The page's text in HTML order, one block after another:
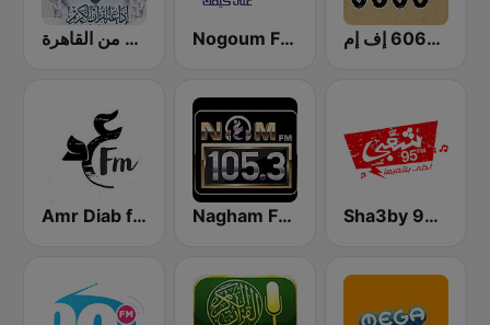
إذاعة القرآن الكريم من القاهرة Nogoum FM 100.6 (نجوم فم) راديو 6060 إف إم
Amr Diab fm عمرو دياب Nagham FM 105.3 (نغم إف إم) Sha3by 95 FM